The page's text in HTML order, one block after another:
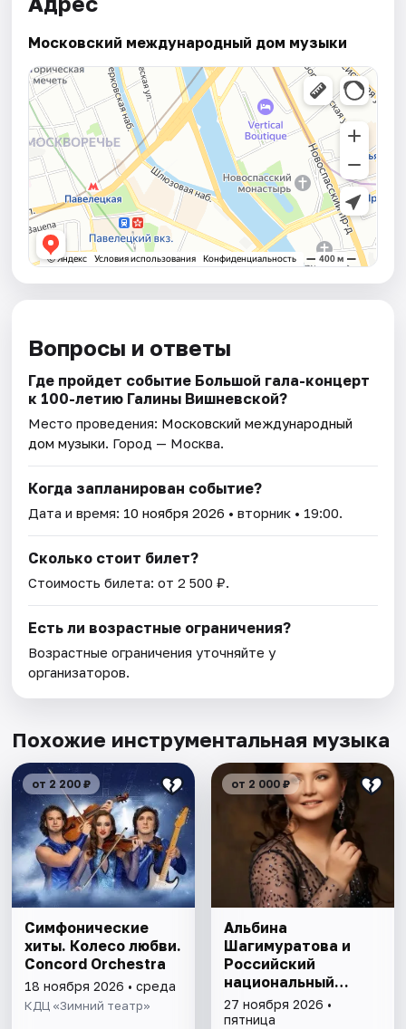
Московский международный дом музыки
Вопросы и ответы
Где пройдет событие Большой гала-концерт
к 100-летию Галины Вишневской?
Место проведения: Московский международный
дом музыки. Город — Москва.
Когда запланирован событие?
Дата и время: 10 ноября 2026 • вторник • 19:00.
Сколько стоит билет?
Стоимость билета: от 2 500 ₽.
Есть ли возрастные ограничения?
Возрастные ограничения уточняйте у
организаторов.
Похожие инструментальная музыка
от 2 200 ₽
Симфонические
хиты. Колесо любви.
Concord Orchestra
18 ноября 2026 • среда
КДЦ «Зимний театр»
от 2 000 ₽
Альбина
Шагимуратова и
Российский
национальный
оркестр
27 ноября 2026 •
пятница